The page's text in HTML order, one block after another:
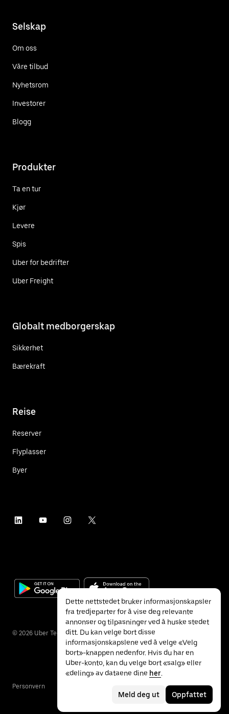
Selskap
Om oss
Våre tilbud
Nyhetsrom
Investorer
Blogg
Produkter
Ta en tur
Kjør
Levere
Spis
Uber for bedrifter
Uber Freight
Globalt medborgerskap
Sikkerhet
Bærekraft
Reise
Reserver
Flyplasser
Byer
© 2026 Uber Technologies Inc.
Personvern
Dette nettstedet bruker informasjonskapsler
fra tredjeparter for å vise deg relevante
annonser og tilpasninger ved å huske stedet
ditt. Du kan velge bort disse
informasjonskapslene ved å velge «Velg
bort»-knappen nedenfor. Hvis du har en
Uber-konto, kan du velge bort «salg» eller
«deling» av dataene dine her.
Meld deg ut Oppfattet